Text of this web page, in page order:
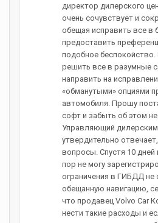
директор дилерского
очень сочувствует и
обещая исправить все в
предоставить
подобное
решить все в разумные
направить на
«обманутыми» опциями
автомобиля. Прошу
софт и забыть об этом
Управляющий
утвердительно
вопросы. Спустя 10 дней
пор не могу
ограничения в ГИБДД не
обещанную навигацию,
что продавец Volvo Car
нести такие расходы и